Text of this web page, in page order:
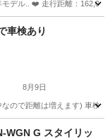
デル.. ❤️ 走行距離：
車検あり
8月9日
ので距離は増えます) 車検
WGN G スタイリッ